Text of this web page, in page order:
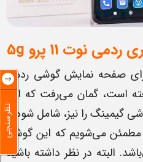
نوت 11 پرو
صفحه نمایش گوشی ردمی
نظر گرفته است، گمان می‌رفت که این
را نیز، شامل شود.
با دیدن نام اسنپدراگون 695 مطمئن می‌شویم که این گوشی
البته در نظر داشته باشید
نظرسنجی